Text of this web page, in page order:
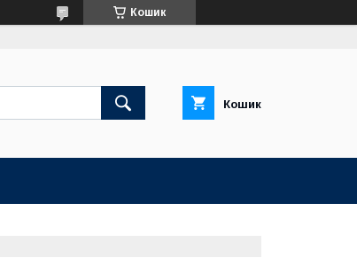
Кошик
Кошик